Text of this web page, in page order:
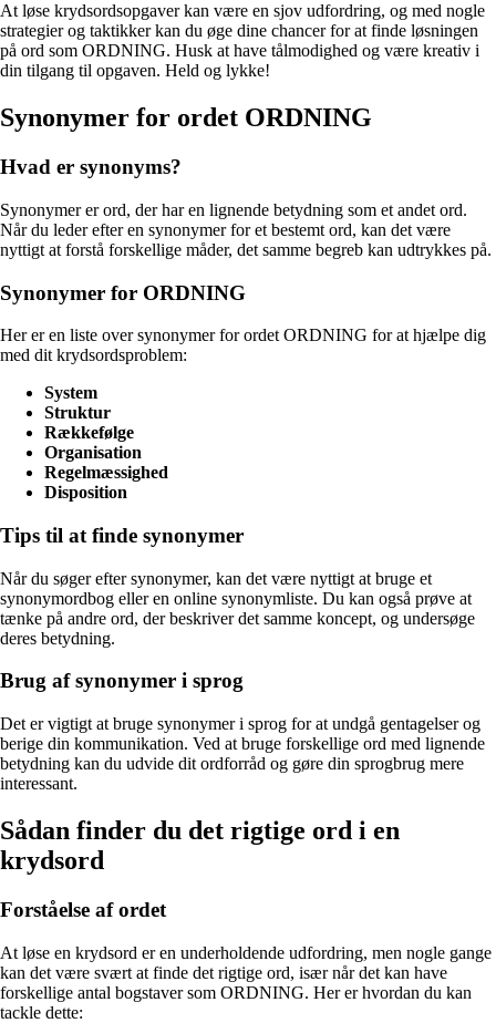
At løse krydsordsopgaver kan være en sjov udfordring, og med nogle
strategier og taktikker kan du øge dine chancer for at finde løsningen
på ord som ORDNING. Husk at have tålmodighed og være kreativ i
din tilgang til opgaven. Held og lykke!
Synonymer for ordet ORDNING
Hvad er synonyms?
Synonymer er ord, der har en lignende betydning som et andet ord.
Når du leder efter en synonymer for et bestemt ord, kan det være
nyttigt at forstå forskellige måder, det samme begreb kan udtrykkes på.
Synonymer for ORDNING
Her er en liste over synonymer for ordet ORDNING for at hjælpe dig
med dit krydsordsproblem:
System
Struktur
Rækkefølge
Organisation
Regelmæssighed
Disposition
Tips til at finde synonymer
Når du søger efter synonymer, kan det være nyttigt at bruge et
synonymordbog eller en online synonymliste. Du kan også prøve at
tænke på andre ord, der beskriver det samme koncept, og undersøge
deres betydning.
Brug af synonymer i sprog
Det er vigtigt at bruge synonymer i sprog for at undgå gentagelser og
berige din kommunikation. Ved at bruge forskellige ord med lignende
betydning kan du udvide dit ordforråd og gøre din sprogbrug mere
interessant.
Sådan finder du det rigtige ord i en
krydsord
Forståelse af ordet
At løse en krydsord er en underholdende udfordring, men nogle gange
kan det være svært at finde det rigtige ord, især når det kan have
forskellige antal bogstaver som ORDNING. Her er hvordan du kan
tackle dette: